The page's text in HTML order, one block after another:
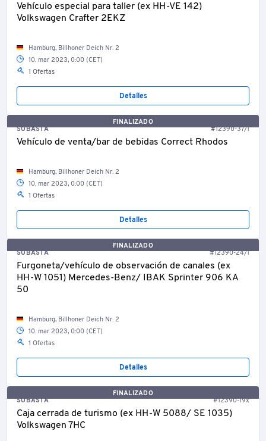
Vehículo especial para taller (ex HH-VE 142)
Volkswagen Crafter 2EKZ
Hamburg, Billhoner Deich Nr. 2
10. mar 2023, 0:00 (CET)
1 Ofertas
Detalles
FINALIZADO
SUBASTA
#12390-37/1
Vehículo de venta/bar de bebidas Correct Rhodos
Hamburg, Billhoner Deich Nr. 2
10. mar 2023, 0:00 (CET)
1 Ofertas
Detalles
FINALIZADO
SUBASTA
#12390-24/1
Furgoneta/vehículo de observación de canales (ex
HH-W 1051) Mercedes-Benz/ IBAK Sprinter 906 KA
50
Hamburg, Billhoner Deich Nr. 2
10. mar 2023, 0:00 (CET)
1 Ofertas
Detalles
FINALIZADO
SUBASTA
#12390-19x
Caja cerrada de turismo (ex HH-W 5088/ SE 1035)
Volkswagen 7HC